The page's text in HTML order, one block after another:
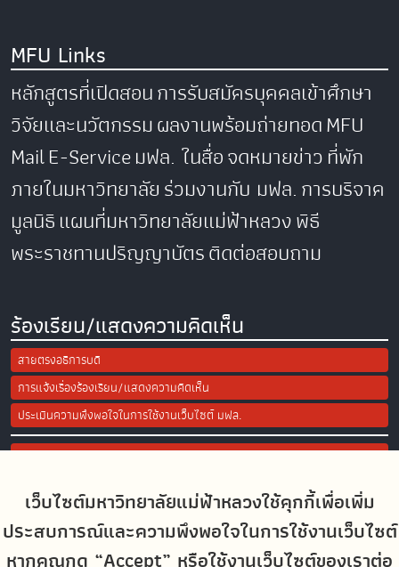
เว็บไซต์มหาวิทยาลัยแม่ฟ้าหลวงใช้คุกกี้เพื่อเพิ่ม
ประสบการณ์และความพึงพอใจในการใช้งานเว็บไซต์
หากคุณกด “Accept” หรือใช้งานเว็บไซต์ของเราต่อ
MFU Links
หลักสูตรที่เปิดสอนการรับสมัครบุคคลเข้าศึกษา
วิจัยและนวัตกรรมผลงานพร้อมถ่ายทอดMFU
MailE-Serviceมฟล. ในสื่อจดหมายข่าวที่พัก
ภายในมหาวิทยาลัยร่วมงานกับ มฟล.การบริจาค
มูลนิธิแผนที่มหาวิทยาลัยแม่ฟ้าหลวงพิธี
พระราชทานปริญญาบัตรติดต่อสอบถาม
ร้องเรียน/แสดงความคิดเห็น
สายตรงอธิการบดี
การแจ้งเรื่องร้องเรียน/แสดงความคิดเห็น
ประเมินความพึงพอใจในการใช้งานเว็บไซต์ มฟล.
Site Map
Social Media